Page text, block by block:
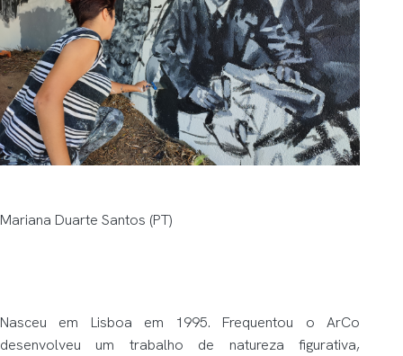
Mariana Duarte Santos (PT)
Nasceu em Lisboa em 1995. Frequentou o ArCo
desenvolveu um trabalho de natureza figurativa,